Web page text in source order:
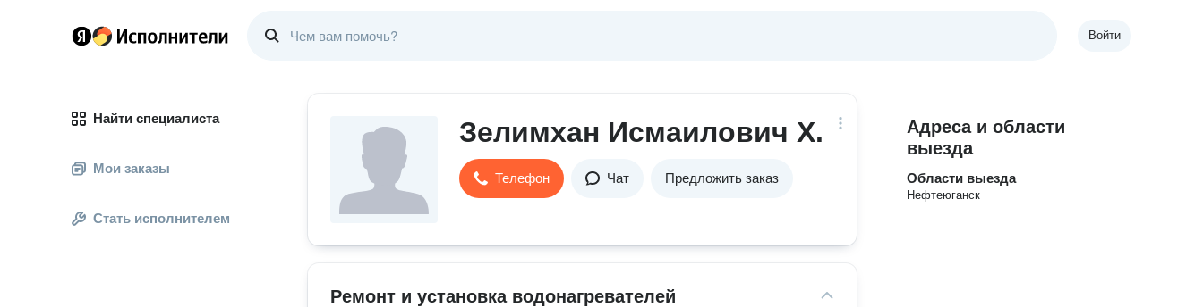
Войти
Найти специалиста
Мои заказы
Стать исполнителем
Зелимхан Исмаилович Х.
Телефон Чат Предложить заказ
Ремонт и установка водонагревателей
Адреса и области
выезда
Области выезда
Нефтеюганск